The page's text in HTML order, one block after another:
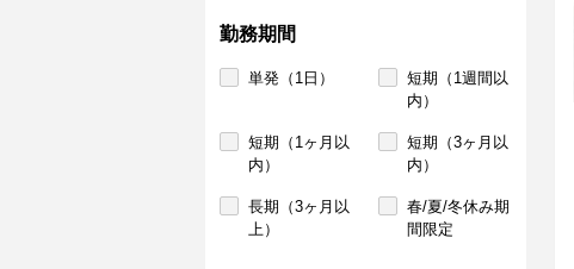
勤務期間
単発（1日）
短期（1週間以
内）
短期（1ヶ月以
内）
短期（3ヶ月以
内）
長期（3ヶ月以
上）
春/夏/冬休み期
間限定